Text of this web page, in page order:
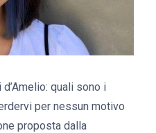
quali sono i
per nessun motivo
proposta dalla